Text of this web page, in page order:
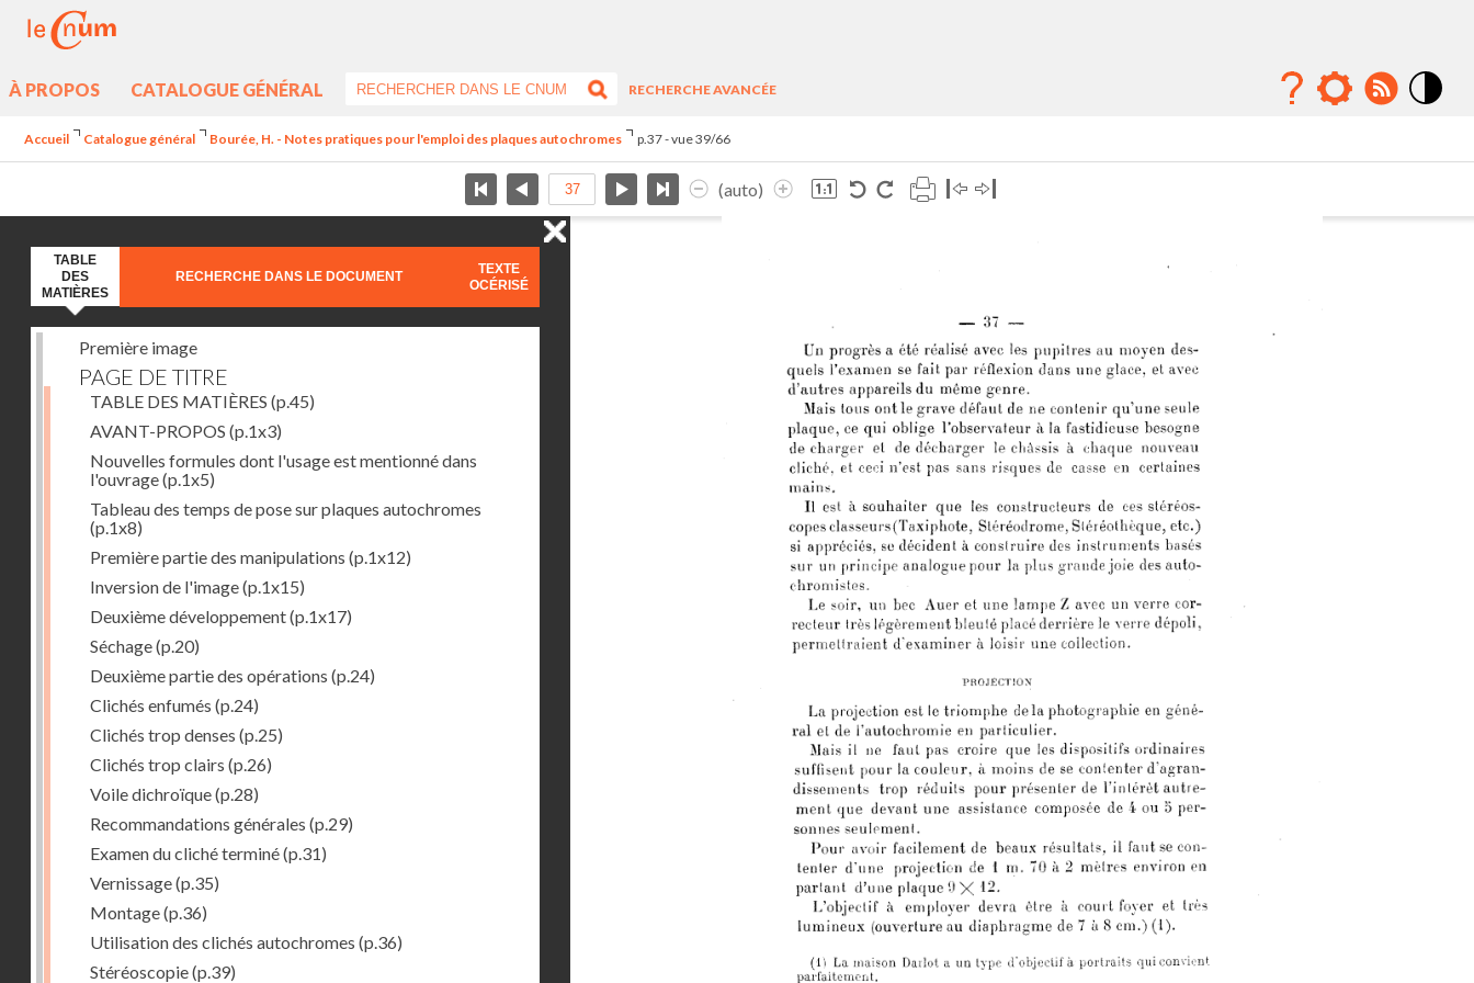
À PROPOS CATALOGUE GÉNÉRAL
RECHERCHE AVANCÉE
Accueil Catalogue général Bourée, H. - Notes pratiques pour l'emploi des plaques autochromes p.37 - vue 39/66
(auto)
TABLE
DES
MATIÈRES
RECHERCHE DANS LE DOCUMENT
TEXTE
OCÉRISÉ
Première image
PAGE DE TITRE
TABLE DES MATIÈRES (p.45)
AVANT-PROPOS (p.1x3)
Nouvelles formules dont l'usage est mentionné dans
l'ouvrage(p.1x5)
Tableau des temps de pose sur plaques autochromes
(p.1x8)
Première partie des manipulations (p.1x12)
Inversion de l'image(p.1x15)
Deuxième développement(p.1x17)
Séchage(p.20)
Deuxième partie des opérations (p.24)
Clichés enfumés (p.24)
Clichés trop denses (p.25)
Clichés trop clairs (p.26)
Voile dichroïque(p.28)
Recommandations générales (p.29)
Examen du cliché terminé(p.31)
Vernissage(p.35)
Montage(p.36)
Utilisation des clichés autochromes (p.36)
Stéréoscopie(p.39)